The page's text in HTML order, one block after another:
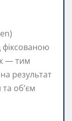
фіксованою
— тим
результат
об’єм